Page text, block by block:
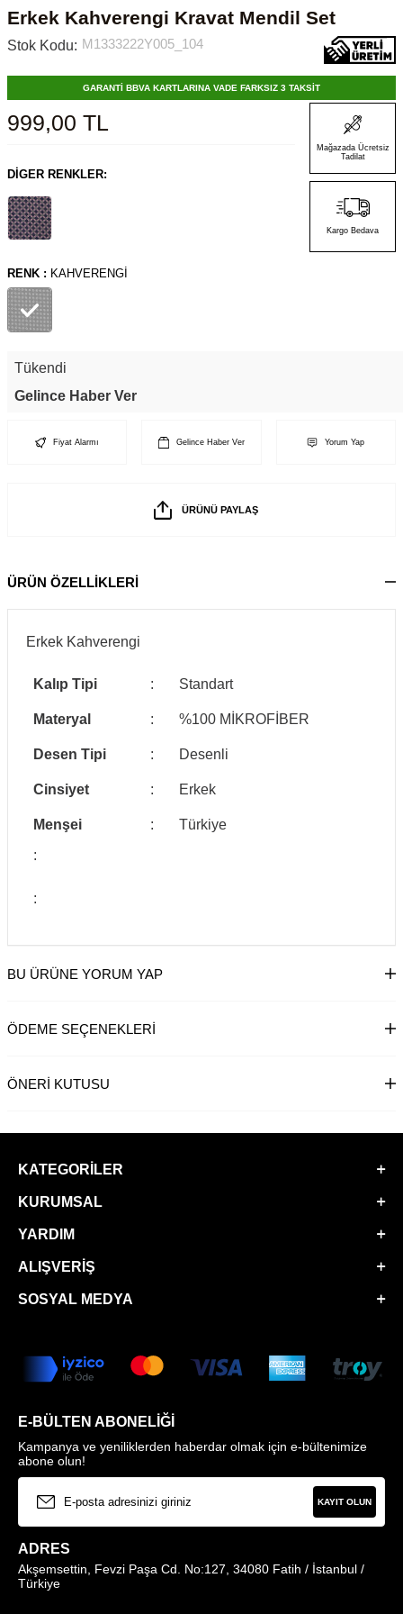
Erkek Kahverengi Kravat Mendil Set
Stok Kodu: M1333222Y005_104
GARANTİ BBVA KARTLARINA VADE FARKSIZ 3 TAKSİT
999,00 TL
DIGER RENKLER:
Mağazada Ücretsiz
Tadilat
Kargo Bedava
RENK : KAHVERENGI
Tükendi
Gelince Haber Ver
Fiyat Alarmı Gelince Haber Ver Yorum Yap
ÜRÜNÜ PAYLAŞ
ÜRÜN ÖZELLİKLERİ
Erkek Kahverengi
Kalıp Tipi : Standart
Materyal : %100 MİKROFİBER
Desen Tipi : Desenli
Cinsiyet : Erkek
Menşei :
Türkiye
:
:
BU ÜRÜNE YORUM YAP
ÖDEME SEÇENEKLERI
ÖNERI KUTUSU
KATEGORILER
KURUMSAL
YARDIM
ALIŞVERIŞ
SOSYAL MEDYA
E-BÜLTEN ABONELIĞI
Kampanya ve yeniliklerden haberdar olmak için e-bültenimize
abone olun!
KAYIT OLUN
ADRES
Akşemsettin, Fevzi Paşa Cd. No:127, 34080 Fatih / İstanbul /
Türkiye